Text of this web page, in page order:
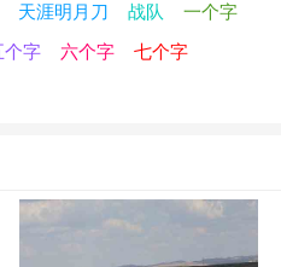
天涯明月刀 战队
一个字
个字 六个字
七个字